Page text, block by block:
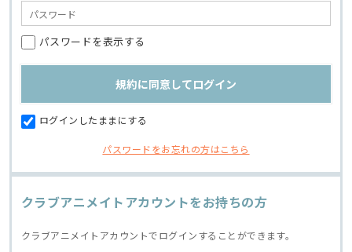
パスワードを表示する
ログインしたままにする
パスワードをお忘れの方はこちら
クラブアニメイトアカウントをお持ちの方
クラブアニメイトアカウントでログインすることができます。